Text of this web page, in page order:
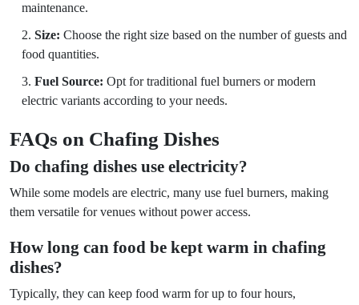
maintenance.
Size: Choose the right size based on the number of guests and
food quantities.
Fuel Source: Opt for traditional fuel burners or modern
electric variants according to your needs.
FAQs on Chafing Dishes
Do chafing dishes use electricity?
While some models are electric, many use fuel burners, making
them versatile for venues without power access.
How long can food be kept warm in chafing
dishes?
Typically, they can keep food warm for up to four hours,